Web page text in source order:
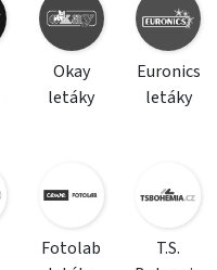
Okay
letáky
Euronics
letáky
Fotolab
T.S.